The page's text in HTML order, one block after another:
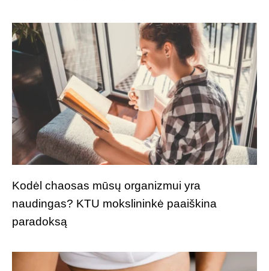
Kodėl chaosas mūsų organizmui yra
naudingas? KTU mokslininkė paaiškina
paradoksą